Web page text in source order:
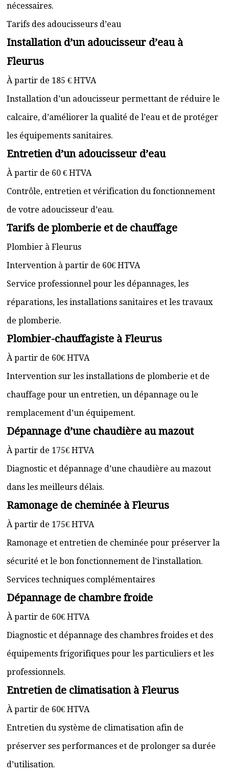
nécessaires.
Tarifs des adoucisseurs d’eau
Installation d’un adoucisseur d’eau à
Fleurus
À partir de 185 € HTVA
Installation d’un adoucisseur permettant de réduire le
calcaire, d’améliorer la qualité de l’eau et de protéger
les équipements sanitaires.
Entretien d’un adoucisseur d’eau
À partir de 60 € HTVA
Contrôle, entretien et vérification du fonctionnement
de votre adoucisseur d’eau.
Tarifs de plomberie et de chauffage
Plombier à Fleurus
Intervention à partir de 60€ HTVA
Service professionnel pour les dépannages, les
réparations, les installations sanitaires et les travaux
de plomberie.
Plombier-chauffagiste à Fleurus
À partir de 60€ HTVA
Intervention sur les installations de plomberie et de
chauffage pour un entretien, un dépannage ou le
remplacement d’un équipement.
Dépannage d’une chaudière au mazout
À partir de 175€ HTVA
Diagnostic et dépannage d’une chaudière au mazout
dans les meilleurs délais.
Ramonage de cheminée à Fleurus
À partir de 175€ HTVA
Ramonage et entretien de cheminée pour préserver la
sécurité et le bon fonctionnement de l’installation.
Services techniques complémentaires
Dépannage de chambre froide
À partir de 60€ HTVA
Diagnostic et dépannage des chambres froides et des
équipements frigorifiques pour les particuliers et les
professionnels.
Entretien de climatisation à Fleurus
À partir de 60€ HTVA
Entretien du système de climatisation afin de
préserver ses performances et de prolonger sa durée
d’utilisation.